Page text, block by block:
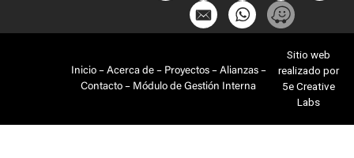
Inicio– Acerca de– Proyectos– Alianzas–
Contacto – Módulo de Gestión Interna
Sitio web
realizado por
5e Creative
Labs